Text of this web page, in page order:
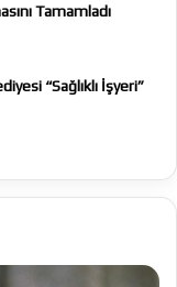
Tamamladı
“Sağlıklı İşyeri”